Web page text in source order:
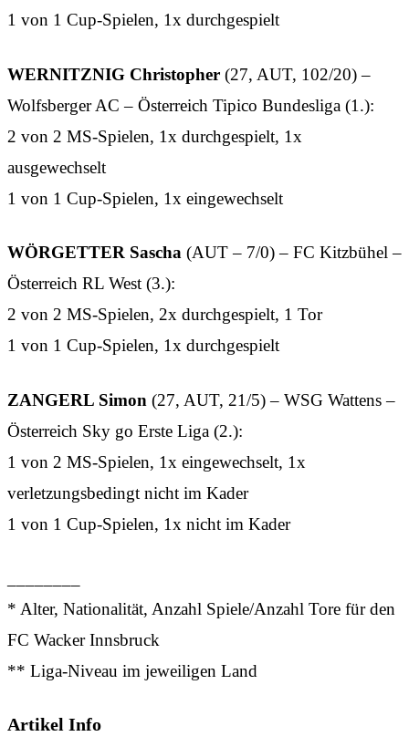
1 von 1 Cup-Spielen, 1x durchgespielt
WERNITZNIG Christopher (27, AUT, 102/20) –
Wolfsberger AC – Österreich Tipico Bundesliga (1.):
2 von 2 MS-Spielen, 1x durchgespielt, 1x
ausgewechselt
1 von 1 Cup-Spielen, 1x eingewechselt
WÖRGETTER Sascha (AUT – 7/0) – FC Kitzbühel –
Österreich RL West (3.):
2 von 2 MS-Spielen, 2x durchgespielt, 1 Tor
1 von 1 Cup-Spielen, 1x durchgespielt
ZANGERL Simon (27, AUT, 21/5) – WSG Wattens –
Österreich Sky go Erste Liga (2.):
1 von 2 MS-Spielen, 1x eingewechselt, 1x
verletzungsbedingt nicht im Kader
1 von 1 Cup-Spielen, 1x nicht im Kader
* Alter, Nationalität, Anzahl Spiele/Anzahl Tore für den
FC Wacker Innsbruck
** Liga-Niveau im jeweiligen Land
Artikel Info